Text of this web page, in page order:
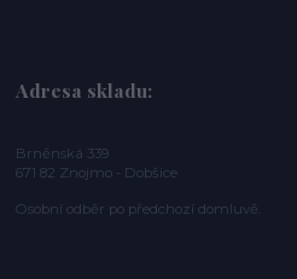
Adresa skladu:
Brněnská 339
671 82 Znojmo - Dobšice
Osobní odběr po předchozí domluvě.